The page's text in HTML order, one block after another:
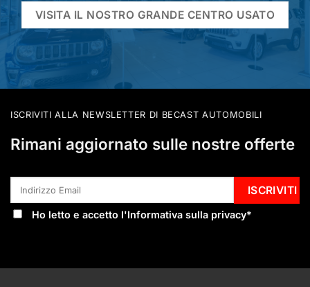
VISITA IL NOSTRO GRANDE CENTRO USATO
ISCRIVITI ALLA NEWSLETTER DI BECAST AUTOMOBILI
Rimani aggiornato sulle nostre offerte
Ho letto e accetto l'Informativa sulla privacy*